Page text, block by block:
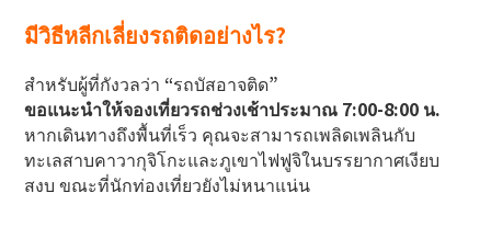
มีวิธีหลีกเลี่ยงรถติดอย่างไร?
สำหรับผู้ที่กังวลว่า “รถบัสอาจติด”
ขอแนะนำให้จองเที่ยวรถช่วงเช้าประมาณ 7:00-8:00 น.
หากเดินทางถึงพื้นที่เร็ว คุณจะสามารถเพลิดเพลินกับ
ทะเลสาบคาวากุจิโกะและภูเขาไฟฟูจิในบรรยากาศเงียบ
สงบ ขณะที่นักท่องเที่ยวยังไม่หนาแน่น